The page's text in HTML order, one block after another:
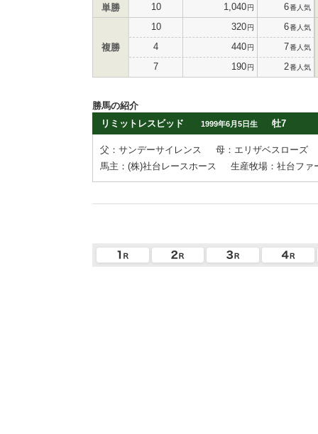
単勝 10 1,040円 6番人気
複勝
10 320円 6番人気
4 440円 7番人気
7 190円 2番人気
勝馬の紹介
リミットレスビッド
1999年6月5日生 牡7
父：サンデーサイレンス
母：エリザベスローズ
馬主：(株)社台レースホース
生産牧場：社台ファ